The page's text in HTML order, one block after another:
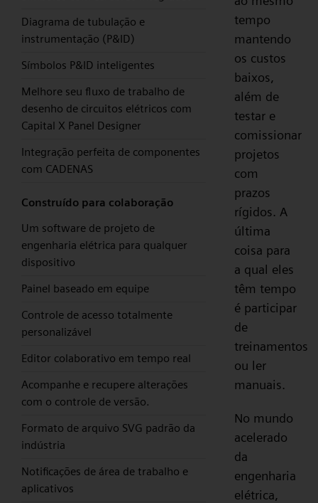
Diagrama de tubulação e
instrumentação (P&ID)
Símbolos P&ID inteligentes
Melhore seu fluxo de trabalho de
desenho de circuitos elétricos com
Capital X Panel Designer
Integração perfeita de componentes
com CADENAS
Construído para colaboração
Um software de projeto de
engenharia elétrica para qualquer
dispositivo
Painel baseado em equipe
Controle de acesso totalmente
personalizável
Editor colaborativo em tempo real
Acompanhe e recupere alterações
com o controle de versão.
Formato de arquivo SVG padrão da
indústria
Notificações de área de trabalho e
aplicativos
tempo
mantendo
os custos
baixos,
além de
testar e
comissionar
projetos
com
prazos
rígidos. A
última
coisa para
a qual eles
têm tempo
é participar
de
treinamentos
ou ler
manuais.
No mundo
acelerado
da
engenharia
elétrica,